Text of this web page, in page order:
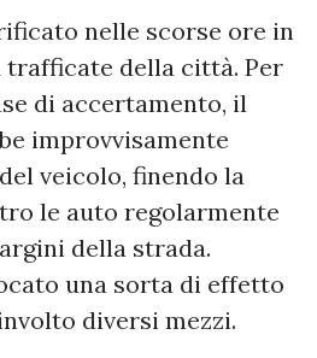
nelle scorse ore in
trafficate della città. Per
di accertamento, il
improvvisamente
veicolo, finendo la
le auto regolarmente
della strada.
una sorta di effetto
diversi mezzi.